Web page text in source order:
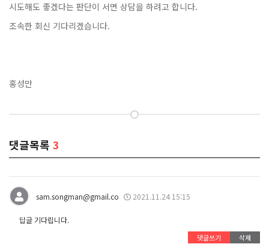
시도해도 좋겠다는 판단이 서면 상담을 하려고 합니다.
조속한 회신 기다리겠습니다.
홍성만
댓글목록 3
sam.songman@gmail.co 2021.11.24 15:15
답글 기다립니다.
댓글쓰기 삭제